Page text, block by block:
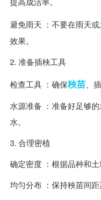
避免雨天 ：不要在雨天或
效果。
2. 准备插秧工具
检查工具 ：确保秧苗、
水源准备 ：准备好足够
水。
3. 合理密植
确定密度 ：根据品种和
均匀分布 ：保持秧苗间距